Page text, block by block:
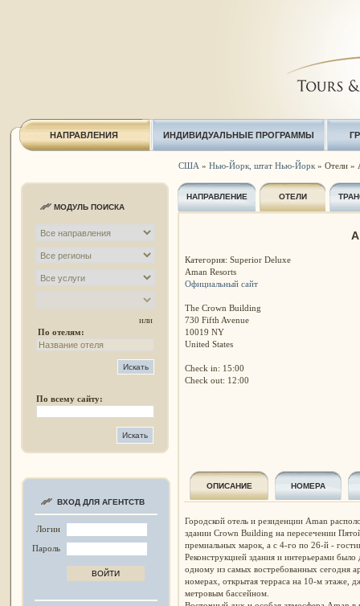
НАПРАВЛЕНИЯ ИНДИВИДУАЛЬНЫЕ ПРОГРАММЫ
МОДУЛЬ ПОИСКА
или
По отелям:
По всему сайту:
ВХОД ДЛЯ АГЕНТСТВ
Логин
Пароль
США » Нью-Йорк, штат Нью-Йорк» Отели »
НАПРАВЛЕНИЕ ОТЕЛИ
Категория: Superior Deluxe
Aman Resorts
Официальный сайт
The Crown Building
730 Fifth Avenue
10019 NY
United States
Check in: 15:00
Check out: 12:00
ОПИСАНИЕ НОМЕРА
Городской отель и резиденции Aman
здании Crown Building на пересечении
премиальных марок, а с 4-го по 26-й -
Реконструкцией здания и интерьерами
одному из самых востребованных сегодня
номерах, открытая терраса на 10-м этаже,
метровым бассейном.